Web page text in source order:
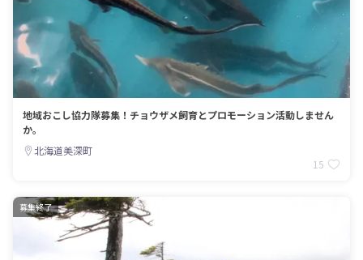
地域おこし協力隊募集！チョウザメ飼育とプロモーション活動しません
か。
北海道美深町
15
募集終了